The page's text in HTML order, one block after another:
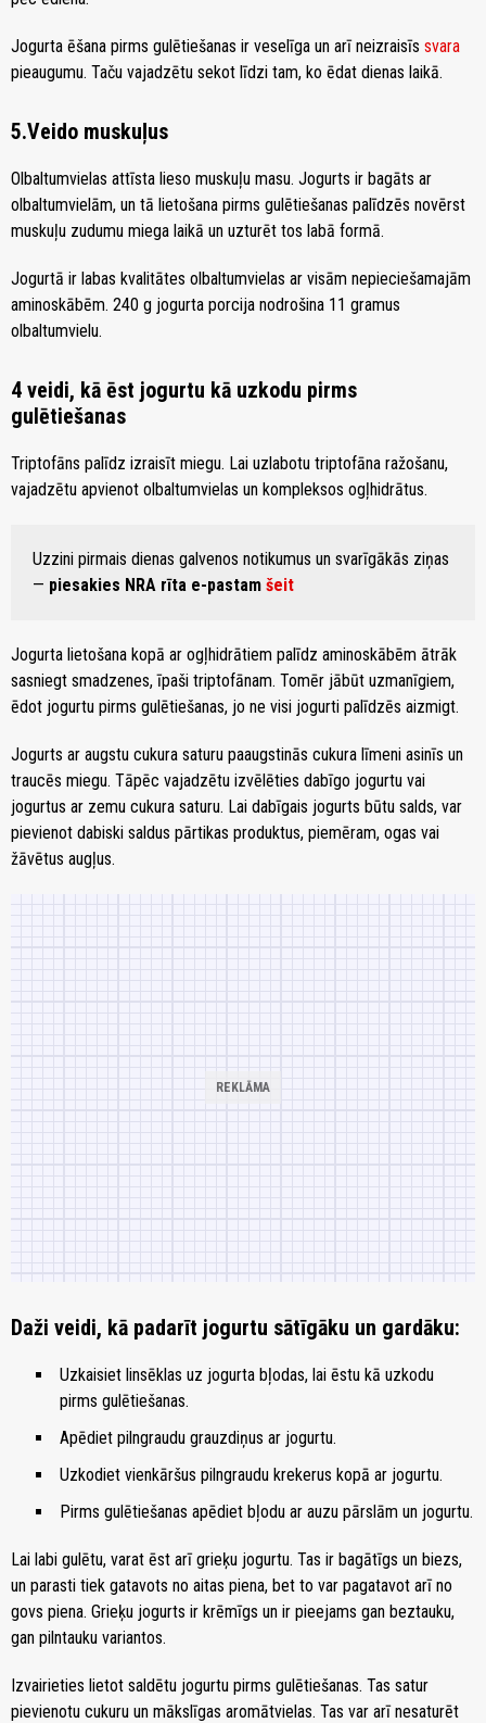
Jogurta ēšana pirms gulētiešanas ir veselīga un arī neizraisīs svara
pieaugumu. Taču vajadzētu sekot līdzi tam, ko ēdat dienas laikā.
5.Veido muskuļus
Olbaltumvielas attīsta lieso muskuļu masu. Jogurts ir bagāts ar
olbaltumvielām, un tā lietošana pirms gulētiešanas palīdzēs novērst
muskuļu zudumu miega laikā un uzturēt tos labā formā.
Jogurtā ir labas kvalitātes olbaltumvielas ar visām nepieciešamajām
aminoskābēm. 240 g jogurta porcija nodrošina 11 gramus
olbaltumvielu.
4 veidi, kā ēst jogurtu kā uzkodu pirms
gulētiešanas
Triptofāns palīdz izraisīt miegu. Lai uzlabotu triptofāna ražošanu,
vajadzētu apvienot olbaltumvielas un kompleksos ogļhidrātus.
Uzzini pirmais dienas galvenos notikumus un svarīgākās ziņas
— piesakies NRA rīta e-pastam šeit
Jogurta lietošana kopā ar ogļhidrātiem palīdz aminoskābēm ātrāk
sasniegt smadzenes, īpaši triptofānam. Tomēr jābūt uzmanīgiem,
ēdot jogurtu pirms gulētiešanas, jo ne visi jogurti palīdzēs aizmigt.
Jogurts ar augstu cukura saturu paaugstinās cukura līmeni asinīs un
traucēs miegu. Tāpēc vajadzētu izvēlēties dabīgo jogurtu vai
jogurtus ar zemu cukura saturu. Lai dabīgais jogurts būtu salds, var
pievienot dabiski saldus pārtikas produktus, piemēram, ogas vai
žāvētus augļus.
Daži veidi, kā padarīt jogurtu sātīgāku un gardāku:
Uzkaisiet linsēklas uz jogurta bļodas, lai ēstu kā uzkodu
pirms gulētiešanas.
Apēdiet pilngraudu grauzdiņus ar jogurtu.
Uzkodiet vienkāršus pilngraudu krekerus kopā ar jogurtu.
Pirms gulētiešanas apēdiet bļodu ar auzu pārslām un jogurtu.
Lai labi gulētu, varat ēst arī grieķu jogurtu. Tas ir bagātīgs un biezs,
un parasti tiek gatavots no aitas piena, bet to var pagatavot arī no
govs piena. Grieķu jogurts ir krēmīgs un ir pieejams gan beztauku,
gan pilntauku variantos.
Izvairieties lietot saldētu jogurtu pirms gulētiešanas. Tas satur
pievienotu cukuru un mākslīgas aromātvielas. Tas var arī nesaturēt